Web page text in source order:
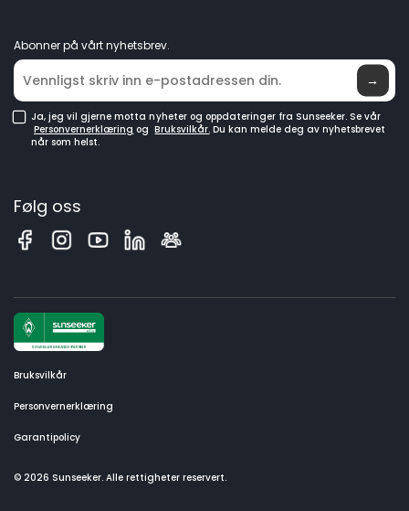
Hvor du kan kjøpe
Abonner på vårt nyhetsbrev.
→
Ja, jeg vil gjerne motta nyheter og oppdateringer fra Sunseeker. Se vår
Personvernerklæring og Bruksvilkår.Du kan melde deg av nyhetsbrevet
når som helst.
Følg oss
Bruksvilkår
Personvernerklæring
Garantipolicy
© 2026 Sunseeker. Alle rettigheter reservert.